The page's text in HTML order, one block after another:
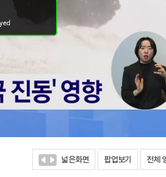
넓은화면 팝업보기 전체